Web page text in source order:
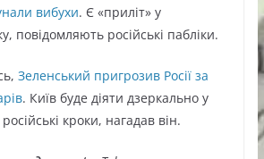
вибухи. Є «приліт» у
повідомляють російські пабліки.
Зеленський пригрозив Росії за
. Київ буде діяти дзеркально у
кроки, нагадав він.